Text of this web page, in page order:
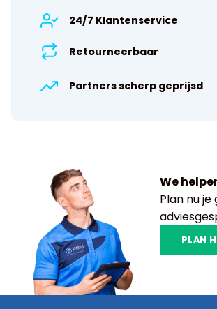
We
Plan nu je
PLAN
24/7 Klantenservice
Retourneerbaar
Partners scherp geprijsd